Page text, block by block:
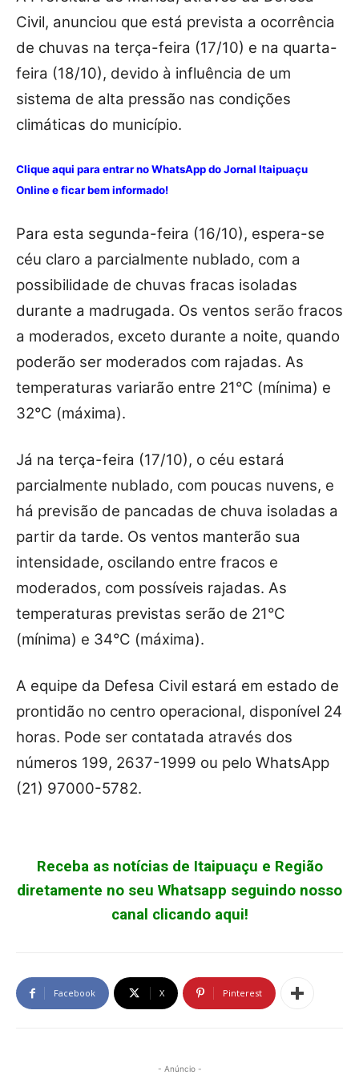
Civil, anunciou que está prevista a ocorrência
de chuvas na terça-feira (17/10) e na quarta-
feira (18/10), devido à influência de um
sistema de alta pressão nas condições
climáticas do município.
Clique aqui para entrar no WhatsApp do Jornal Itaipuaçu
Online e ficar bem informado!
Para esta segunda-feira (16/10), espera-se
céu claro a parcialmente nublado, com a
possibilidade de chuvas fracas isoladas
durante a madrugada. Os ventos serão fracos
a moderados, exceto durante a noite, quando
poderão ser moderados com rajadas. As
temperaturas variarão entre 21°C (mínima) e
32°C (máxima).
Já na terça-feira (17/10), o céu estará
parcialmente nublado, com poucas nuvens, e
há previsão de pancadas de chuva isoladas a
partir da tarde. Os ventos manterão sua
intensidade, oscilando entre fracos e
moderados, com possíveis rajadas. As
temperaturas previstas serão de 21°C
(mínima) e 34°C (máxima).
A equipe da Defesa Civil estará em estado de
prontidão no centro operacional, disponível 24
horas. Pode ser contatada através dos
números 199, 2637-1999 ou pelo WhatsApp
(21) 97000-5782.
Receba as notícias de Itaipuaçu e Região
diretamente no seu Whatsapp seguindo nosso
canal clicando aqui!
Facebook X Pinterest
- Anúncio -